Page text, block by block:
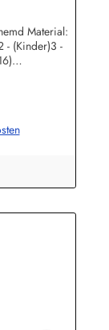
Material:
- (Kinder)3 -